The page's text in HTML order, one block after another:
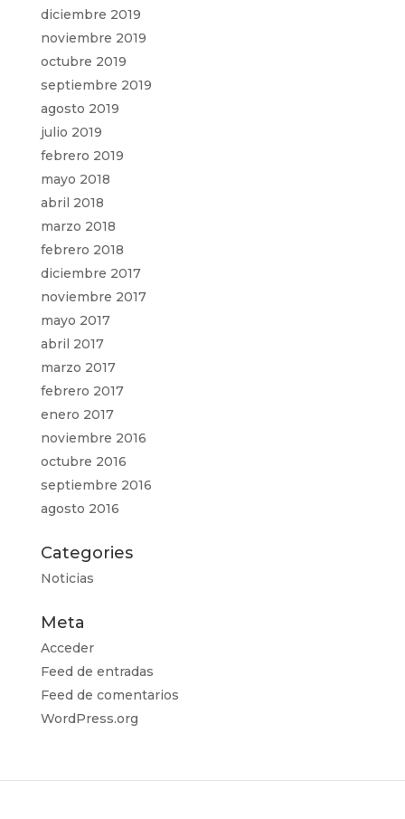
diciembre 2019
noviembre 2019
octubre 2019
septiembre 2019
agosto 2019
julio 2019
febrero 2019
mayo 2018
abril 2018
marzo 2018
febrero 2018
diciembre 2017
noviembre 2017
mayo 2017
abril 2017
marzo 2017
febrero 2017
enero 2017
noviembre 2016
octubre 2016
septiembre 2016
agosto 2016
Categories
Noticias
Meta
Acceder
Feed de entradas
Feed de comentarios
WordPress.org